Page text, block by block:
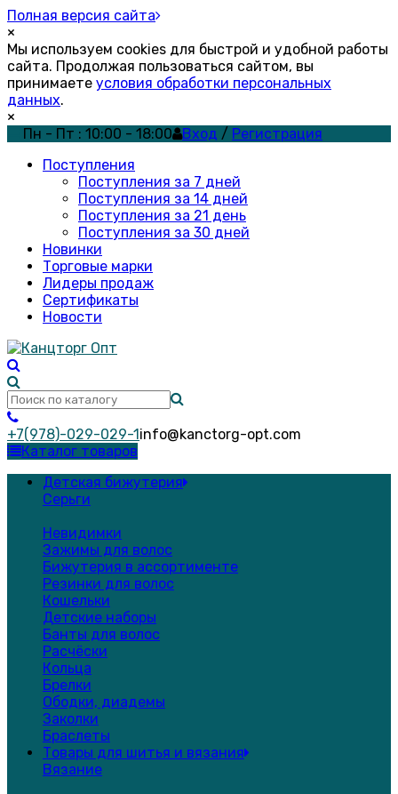
Полная версия сайта
×
Мы используем cookies для быстрой и удобной работы
сайта. Продолжая пользоваться сайтом, вы
принимаете условия обработки персональных
данных.
×
Пн - Пт : 10:00 - 18:00
Вход / Регистрация
Поступления
Поступления за 7 дней
Поступления за 14 дней
Поступления за 21 день
Поступления за 30 дней
Новинки
Торговые марки
Лидеры продаж
Сертификаты
Новости
+7(978)-029-029-1info@kanctorg-opt.com
Каталог товаров
Детская бижутерия
Серьги
Невидимки
Зажимы для волос
Бижутерия в ассортименте
Резинки для волос
Кошельки
Детские наборы
Банты для волос
Расчёски
Кольца
Брелки
Ободки, диадемы
Заколки
Браслеты
Товары для шитья и вязания
Вязание